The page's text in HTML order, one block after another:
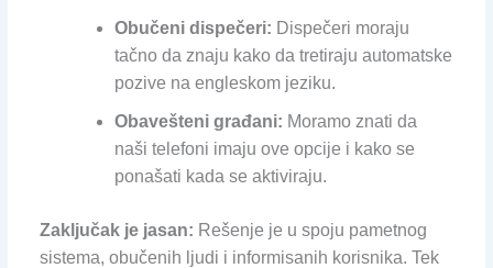
Obučeni dispečeri: Dispečeri moraju
tačno da znaju kako da tretiraju automatske
pozive na engleskom jeziku.
Obavešteni građani: Moramo znati da
naši telefoni imaju ove opcije i kako se
ponašati kada se aktiviraju.
Zaključak je jasan: Rešenje je u spoju pametnog
sistema, obučenih ljudi i informisanih korisnika. Tek